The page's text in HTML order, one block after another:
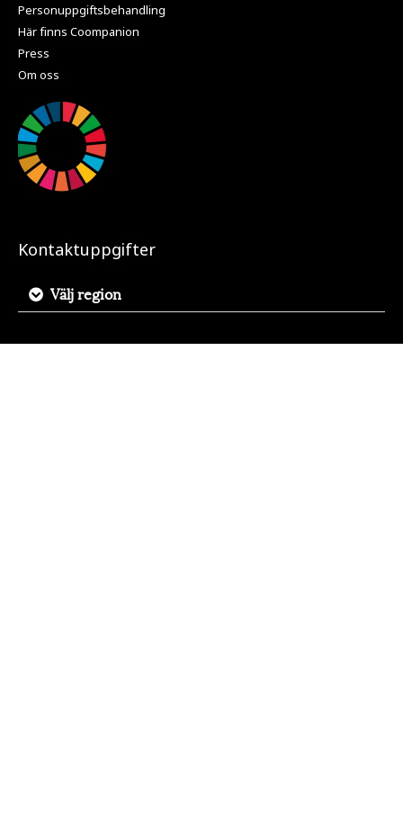
Personuppgiftsbehandling
Här finns Coompanion
Press
Om oss
Kontaktuppgifter
Välj region